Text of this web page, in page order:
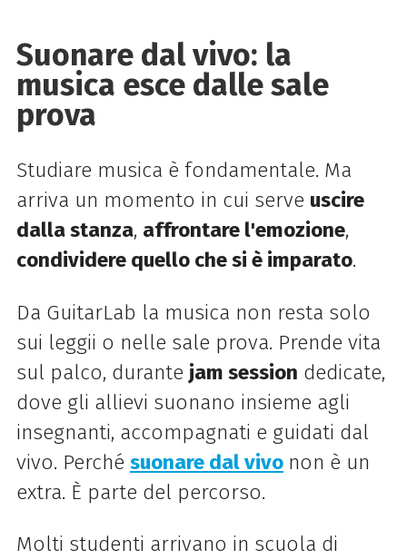
Suonare dal vivo: la
musica esce dalle sale
prova
Studiare musica è fondamentale. Ma
arriva un momento in cui serve uscire
dalla stanza, affrontare l'emozione,
condividere quello che si è imparato.
Da GuitarLab la musica non resta solo
sui leggii o nelle sale prova. Prende vita
sul palco, durante jam session dedicate,
dove gli allievi suonano insieme agli
insegnanti, accompagnati e guidati dal
vivo. Perché suonare dal vivo non è un
extra. È parte del percorso.
Molti studenti arrivano in scuola di